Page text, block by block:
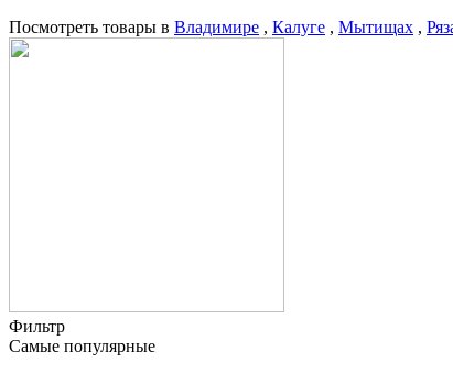
Посмотреть товары в Владимире , Калуге , Мытищах ,
Фильтр
Самые популярные